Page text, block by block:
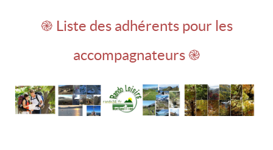
֎ Liste des adhérents pour les
accompagnateurs ֎